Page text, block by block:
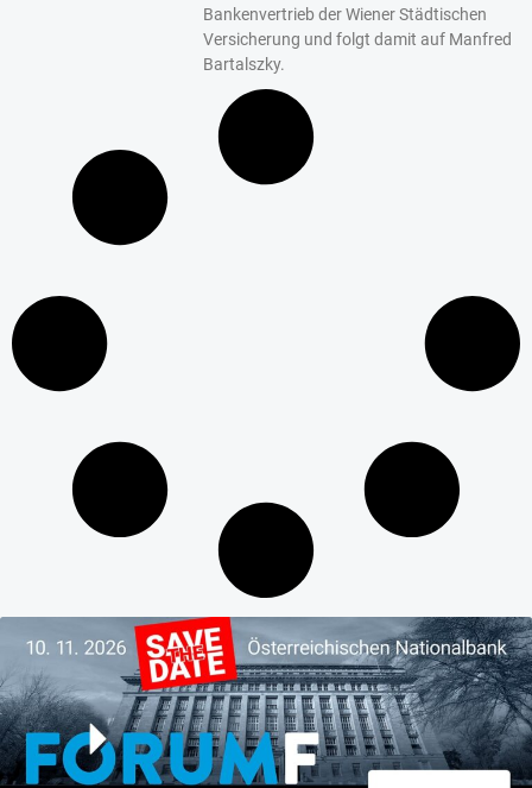
Bankenvertrieb der Wiener Städtischen
Versicherung und folgt damit auf Manfred
Bartalszky.